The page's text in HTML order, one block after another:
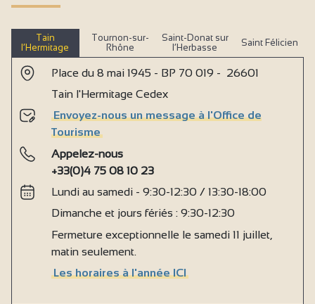
Tain
l’Hermitage
Tournon-sur-
Rhône
Saint-Donat sur
l’Herbasse
Saint Félicien
Place du 8 mai 1945 - BP 70 019 - 26601
Tain l'Hermitage Cedex
Envoyez-nous un message à l'Office de
Tourisme
Appelez-nous
+33(0)4 75 08 10 23
Lundi au samedi - 9:30-12:30 / 13:30-18:00
Dimanche et jours fériés : 9:30-12:30
Fermeture exceptionnelle le samedi 11 juillet,
matin seulement.
Les horaires à l'année ICI